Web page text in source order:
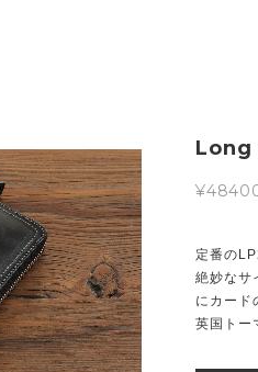
Long
定番の
絶妙なサ
にカード
英国トー